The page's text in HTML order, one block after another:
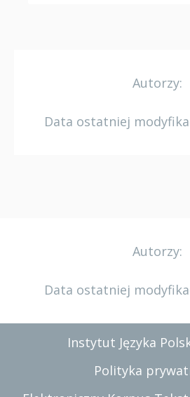
Autorzy:
Data ostatniej
Autorzy:
Data ostatniej
Instytut Języka
Polityka